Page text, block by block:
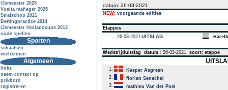
IJsmeester 2025
Vuelta mañager 2025
Strafschop 2021
Bettingpractice 2014
IJsmeester Hollandcups 2013
oude spellen
Sporten
schaatsen
wielrennen
Algemeen
links
neem contact op
prikbord
registreren
datum: 26-03-2021
NEW: voorgaande edities
Etappes
26-03-2021 UITSLAG
Wedstrijduitslag datum : 26-03-2021 soort: etappe
1.
Kasper Asgreen
2.
florian Senechal
3.
mathieu Van der Poel